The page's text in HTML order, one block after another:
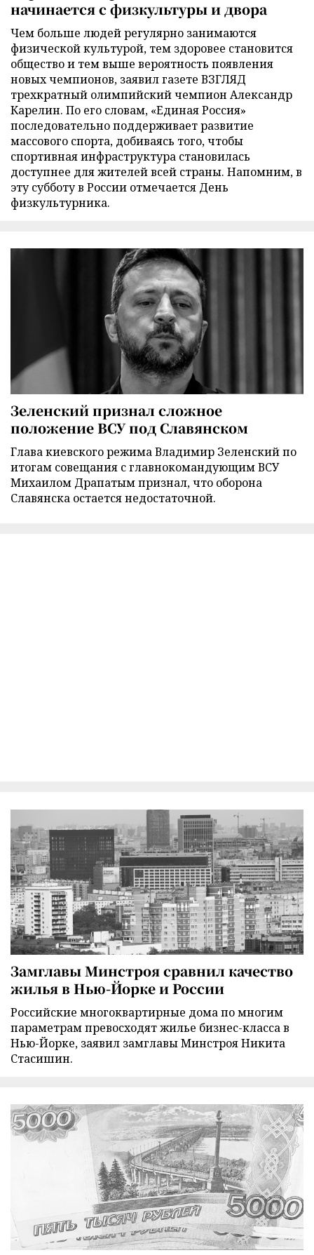
начинается с физкультуры и двора
Чем больше людей регулярно занимаются
физической культурой, тем здоровее становится
общество и тем выше вероятность появления
новых чемпионов, заявил газете ВЗГЛЯД
трехкратный олимпийский чемпион Александр
Карелин. По его словам, «Единая Россия»
последовательно поддерживает развитие
массового спорта, добиваясь того, чтобы
спортивная инфраструктура становилась
доступнее для жителей всей страны. Напомним, в
эту субботу в России отмечается День
физкультурника.
Зеленский признал сложное
положение ВСУ под Славянском
Глава киевского режима Владимир Зеленский по
итогам совещания с главнокомандующим ВСУ
Михаилом Драпатым признал, что оборона
Славянска остается недостаточной.
Замглавы Минстроя сравнил качество
жилья в Нью-Йорке и России
Российские многоквартирные дома по многим
параметрам превосходят жилье бизнес-класса в
Нью-Йорке, заявил замглавы Минстроя Никита
Стасишин.